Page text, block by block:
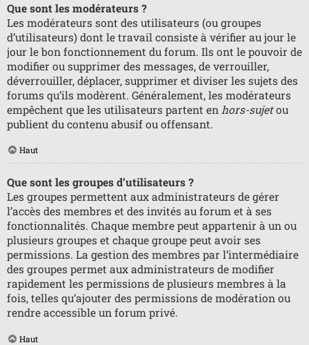
Que sont les modérateurs ?
Les modérateurs sont des utilisateurs (ou groupes
d’utilisateurs) dont le travail consiste à vérifier au jour le
jour le bon fonctionnement du forum. Ils ont le pouvoir de
modifier ou supprimer des messages, de verrouiller,
déverrouiller, déplacer, supprimer et diviser les sujets des
forums qu’ils modèrent. Généralement, les modérateurs
empêchent que les utilisateurs partent en hors-sujetou
publient du contenu abusif ou offensant.
Haut
Que sont les groupes d’utilisateurs ?
Les groupes permettent aux administrateurs de gérer
l’accès des membres et des invités au forum et à ses
fonctionnalités. Chaque membre peut appartenir à un ou
plusieurs groupes et chaque groupe peut avoir ses
permissions. La gestion des membres par l’intermédiaire
des groupes permet aux administrateurs de modifier
rapidement les permissions de plusieurs membres à la
fois, telles qu’ajouter des permissions de modération ou
rendre accessible un forum privé.
Haut